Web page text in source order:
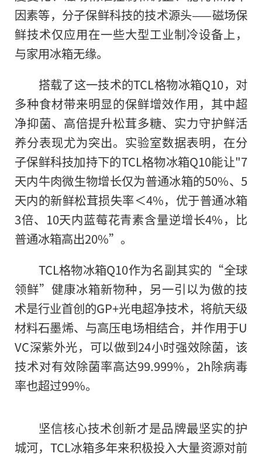
因素等，分子保鲜科技的技术源头——磁场保
鲜技术仅应用在一些大型工业制冷设备上，
与家用冰箱无缘。
搭载了这一技术的TCL格物冰箱Q10，对
多种食材带来明显的保鲜增效作用，其中超
净抑菌、高倍提升松茸多糖、实力守护鲜活
养分表现尤为突出。实验室数据表明，在分
子保鲜科技加持下的TCL格物冰箱Q10能让"7
天内牛肉微生物增长仅为普通冰箱的50%、5
天内的新鲜松茸损失率＜4%，优于普通冰箱
3倍、10天内蓝莓花青素含量逆增长4%，比
普通冰箱高出20%”。
TCL格物冰箱Q10作为名副其实的“全球
领鲜”健康冰箱新物种，另一引以为傲的技
术是行业首创的GP+光电超净技术，将航天级
材料石墨烯、与高压电场相结合，并作用于U
VC深紫外光，可以做到24小时强效除菌，该
技术对有效除菌率高达99.999%，2h除病毒
率也超过99%。
坚信核心技术创新才是品牌最坚实的护
城河，TCL冰箱多年来积极投入大量资源对前